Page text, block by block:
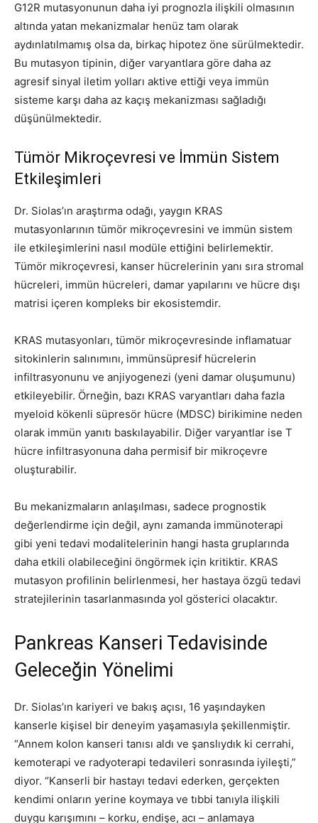
G12R mutasyonunun daha iyi prognozla ilişkili olmasının
altında yatan mekanizmalar henüz tam olarak
aydınlatılmamış olsa da, birkaç hipotez öne sürülmektedir.
Bu mutasyon tipinin, diğer varyantlara göre daha az
agresif sinyal iletim yolları aktive ettiği veya immün
sisteme karşı daha az kaçış mekanizması sağladığı
düşünülmektedir.
Tümör Mikroçevresi ve İmmün Sistem
Etkileşimleri
Dr. Siolas’ın araştırma odağı, yaygın KRAS
mutasyonlarının tümör mikroçevresini ve immün sistem
ile etkileşimlerini nasıl modüle ettiğini belirlemektir.
Tümör mikroçevresi, kanser hücrelerinin yanı sıra stromal
hücreleri, immün hücreleri, damar yapılarını ve hücre dışı
matrisi içeren kompleks bir ekosistemdir.
KRAS mutasyonları, tümör mikroçevresinde inflamatuar
sitokinlerin salınımını, immünsüpresif hücrelerin
infiltrasyonunu ve anjiyogenezi (yeni damar oluşumunu)
etkileyebilir. Örneğin, bazı KRAS varyantları daha fazla
myeloid kökenli süpresör hücre (MDSC) birikimine neden
olarak immün yanıtı baskılayabilir. Diğer varyantlar ise T
hücre infiltrasyonuna daha permisif bir mikroçevre
oluşturabilir.
Bu mekanizmaların anlaşılması, sadece prognostik
değerlendirme için değil, aynı zamanda immünoterapi
gibi yeni tedavi modalitelerinin hangi hasta gruplarında
daha etkili olabileceğini öngörmek için kritiktir. KRAS
mutasyon profilinin belirlenmesi, her hastaya özgü tedavi
stratejilerinin tasarlanmasında yol gösterici olacaktır.
Pankreas Kanseri Tedavisinde
Geleceğin Yönelimi
Dr. Siolas’ın kariyeri ve bakış açısı, 16 yaşındayken
kanserle kişisel bir deneyim yaşamasıyla şekillenmiştir.
“Annem kolon kanseri tanısı aldı ve şanslıydık ki cerrahi,
kemoterapi ve radyoterapi tedavileri sonrasında iyileşti,”
diyor. “Kanserli bir hastayı tedavi ederken, gerçekten
kendimi onların yerine koymaya ve tıbbi tanıyla ilişkili
duygu karışımını – korku, endişe, acı – anlamaya